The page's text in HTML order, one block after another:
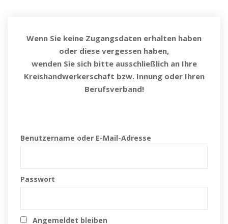
Wenn Sie keine Zugangsdaten erhalten haben
oder diese vergessen haben,
wenden Sie sich bitte ausschließlich an Ihre
Kreishandwerkerschaft bzw. Innung oder Ihren
Berufsverband!
Benutzername oder E-Mail-Adresse
Passwort
Angemeldet bleiben